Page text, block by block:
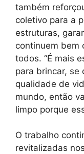
também
coletivo para a
estruturas,
continuem bem
todos. “É mais
para brincar, se
qualidade de
mundo, então
limpo porque
O trabalho
revitalizadas